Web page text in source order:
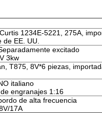
1234E-5221, 275A,
EE. UU.
excitado
3kw
T875, 8V*6 piezas,
italiano
engranajes 1:16
de alta frecuencia
17A